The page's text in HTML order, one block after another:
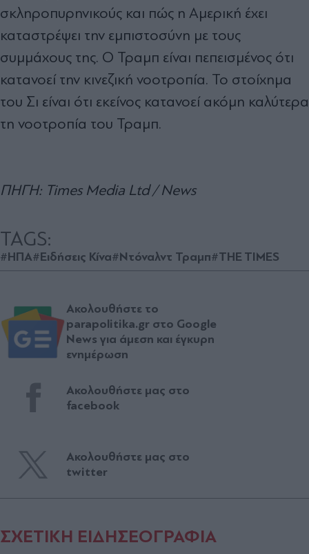
σκληροπυρηνικούς και πώς η Αμερική έχει
καταστρέψει την εμπιστοσύνη με τους
συμμάχους της. Ο Τραμπ είναι πεπεισμένος ότι
κατανοεί την κινεζική νοοτροπία. Το στοίχημα
του Σι είναι ότι εκείνος κατανοεί ακόμη καλύτερα
τη νοοτροπία του Τραμπ.
ΠΗΓΗ: Times Media Ltd / News
TAGS:
#ΗΠΑ#Ειδήσεις Κίνα#Ντόναλντ Τραμπ#THE TIMES
Ακολουθήστε το
parapolitika.gr στο Google
News για άμεση και έγκυρη
ενημέρωση
Ακολουθήστε μας στο
facebook
Ακολουθήστε μας στο
twitter
ΣΧΕΤΙΚΗ ΕΙΔΗΣΕΟΓΡΑΦΙΑ